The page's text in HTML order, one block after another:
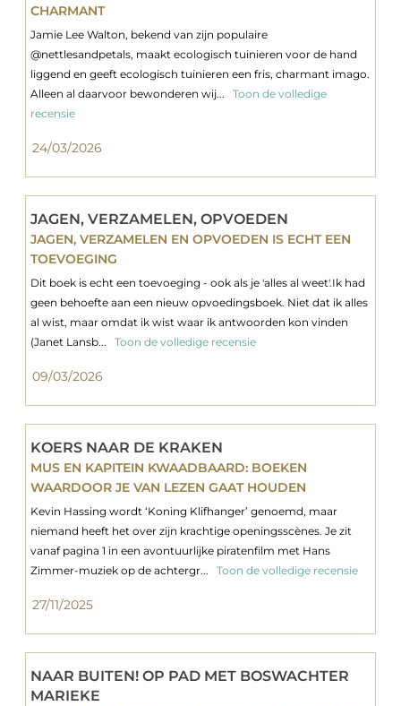
CHARMANT
Jamie Lee Walton, bekend van zijn populaire
@nettlesandpetals, maakt ecologisch tuinieren voor de hand
liggend en geeft ecologisch tuinieren een fris, charmant imago.
Alleen al daarvoor bewonderen wij...
Toon de volledige
recensie
24/03/2026
JAGEN, VERZAMELEN, OPVOEDEN
JAGEN, VERZAMELEN EN OPVOEDEN IS ECHT EEN
TOEVOEGING
Dit boek is echt een toevoeging - ook als je 'alles al weet'.Ik had
geen behoefte aan een nieuw opvoedingsboek. Niet dat ik alles
al wist, maar omdat ik wist waar ik antwoorden kon vinden
(Janet Lansb...
Toon de volledige recensie
09/03/2026
KOERS NAAR DE KRAKEN
MUS EN KAPITEIN KWAADBAARD: BOEKEN
WAARDOOR JE VAN LEZEN GAAT HOUDEN
Kevin Hassing wordt ‘Koning Klifhanger’ genoemd, maar
niemand heeft het over zijn krachtige openingsscènes. Je zit
vanaf pagina 1 in een avontuurlijke piratenfilm met Hans
Zimmer-muziek op de achtergr...
Toon de volledige recensie
27/11/2025
NAAR BUITEN! OP PAD MET BOSWACHTER
MARIEKE